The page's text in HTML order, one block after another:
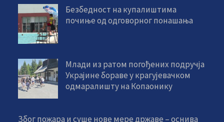
Безбедност на купалиштима
почиње од одговорног понашања
Млади из ратом погођених подручја
Украјине бораве у крагујевачком
одмаралишту на Копаонику
Због пожара и суше нове мере државе – оснива